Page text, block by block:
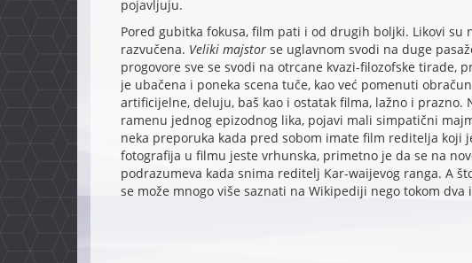
pojavljuju.
Pored gubitka fokusa, film pati i od drugih boljki. Likovi
razvučena. Veliki majstorse uglavnom svodi na duge
progovore sve se svodi na otrcane kvazi-filozofske tirade,
je ubačena i poneka scena tuče, kao već pomenuti
artificijelne, deluju, baš kao i ostatak filma, lažno i
ramenu jednog epizodnog lika, pojavi mali simpatični
neka preporuka kada pred sobom imate film reditelja koji
fotografija u filmu jeste vrhunska, primetno je da se na
podrazumeva kada snima reditelj Kar-waijevog ranga. A
se može mnogo više saznati na Wikipediji nego tokom dva